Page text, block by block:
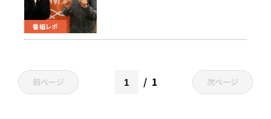
番組レポ
前ページ 1 次ページ